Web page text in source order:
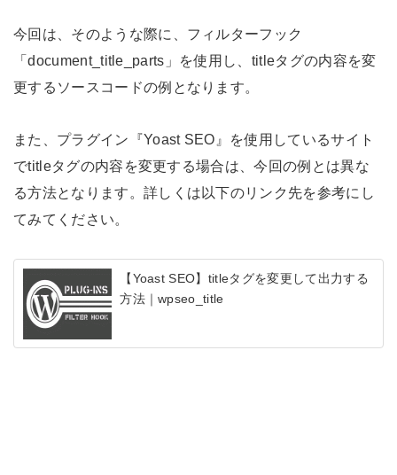
今回は、そのような際に、フィルターフック
「document_title_parts」を使用し、titleタグの内容を変
更するソースコードの例となります。
また、プラグイン『Yoast SEO』を使用しているサイト
でtitleタグの内容を変更する場合は、今回の例とは異な
る方法となります。詳しくは以下のリンク先を参考にし
てみてください。
【Yoast SEO】titleタグを変更して出力する
方法｜wpseo_title